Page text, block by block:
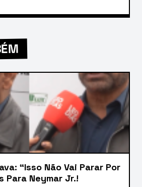
“Isso Não Vai Parar Por
Para Neymar Jr.!